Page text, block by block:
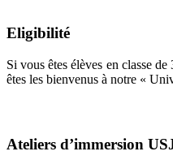
Eligibilité
Si vous êtes élèves en classe
êtes les bienvenus à notre «
Ateliers d’immersion